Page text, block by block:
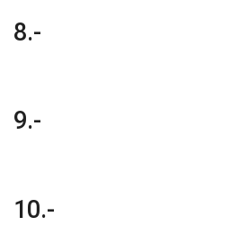
8.-
9.-
10.-